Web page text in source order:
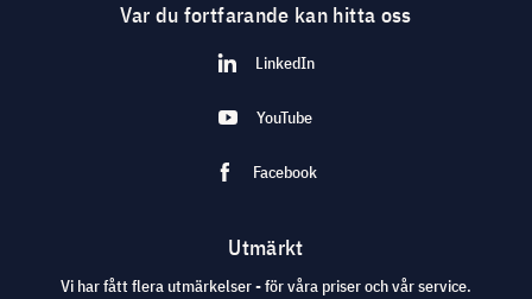
Var du fortfarande kan hitta oss
LinkedIn
YouTube
Facebook
Utmärkt
Vi har fått flera utmärkelser - för våra priser och vår service.